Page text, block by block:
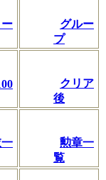
グルー
プ
クリア
後
勲章一
覧